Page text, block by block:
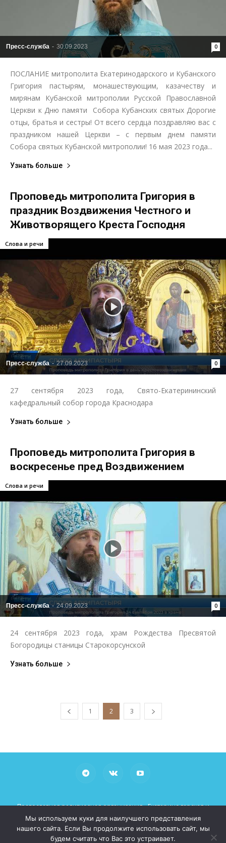
Пресс-служба - 30.09.2023 0
ПОСЛАНИЕ митрополита Екатеринодарского и Кубанского
Григория пастырям, монашествующим, казачеству и
мирянам Кубанской митрополии Русской Православной
Церкви к Дню памяти Собора Кубанских святых Дорогие
отцы, братья и сестры! От всего сердца поздравляю вас с
праздником нашей Церкви – с первым днем памяти
Собора святых Кубанской митрополии! 16 мая 2023 года...
Узнать больше
Проповедь митрополита Григория в
праздник Воздвижения Честного и
Животворящего Креста Господня
Пресс-служба - 27.09.2023 0
Слова и речи
27 сентября 2023 года, Свято-Екатерининский
кафедральный собор города Краснодара
Узнать больше
Проповедь митрополита Григория в
воскресенье пред Воздвижением
Пресс-служба - 24.09.2023 0
Слова и речи
24 сентября 2023 года, храм Рождества Пресвятой
Богородицы станицы Старокорсунской
Узнать больше
1 2 3
Православная религиозная организация «Екатеринодарская и
Кубанская Епархия Русской Православной Церкви (Московский
Патриархат)»
При использовании материалов просьба указывать рабочие
Мы используем куки для наилучшего представления
нашего сайта. Если Вы продолжите использовать сайт, мы
будем считать что Вас это устраивает.